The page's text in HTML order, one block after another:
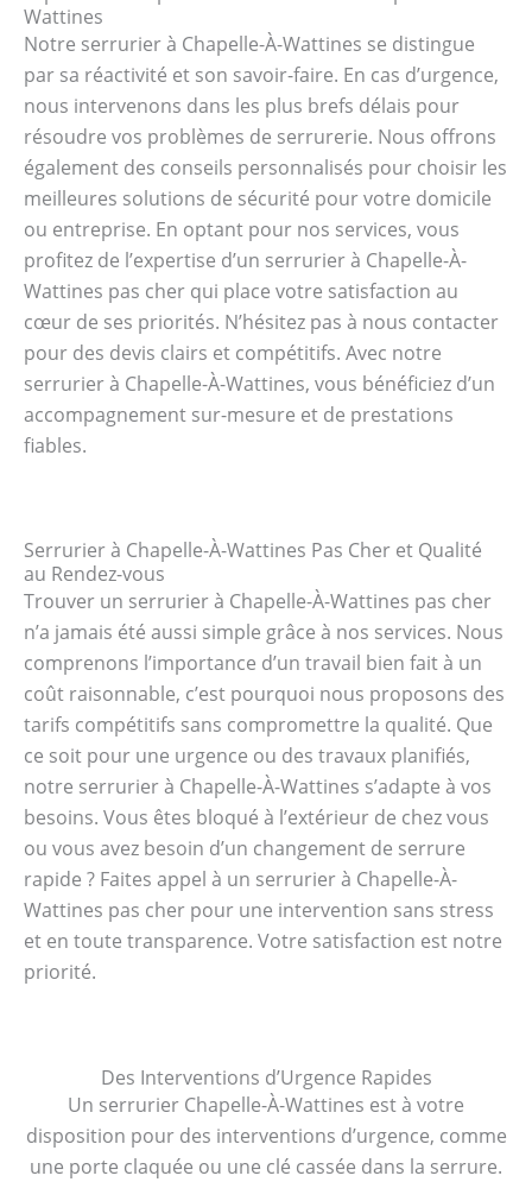
Wattines
Notre serrurier à Chapelle-À-Wattines se distingue
par sa réactivité et son savoir-faire. En cas d’urgence,
nous intervenons dans les plus brefs délais pour
résoudre vos problèmes de serrurerie. Nous offrons
également des conseils personnalisés pour choisir les
meilleures solutions de sécurité pour votre domicile
ou entreprise. En optant pour nos services, vous
profitez de l’expertise d’un serrurier à Chapelle-À-
Wattines pas cher qui place votre satisfaction au
cœur de ses priorités. N’hésitez pas à nous contacter
pour des devis clairs et compétitifs. Avec notre
serrurier à Chapelle-À-Wattines, vous bénéficiez d’un
accompagnement sur-mesure et de prestations
fiables.
Serrurier à Chapelle-À-Wattines Pas Cher et Qualité
au Rendez-vous
Trouver un serrurier à Chapelle-À-Wattines pas cher
n’a jamais été aussi simple grâce à nos services. Nous
comprenons l’importance d’un travail bien fait à un
coût raisonnable, c’est pourquoi nous proposons des
tarifs compétitifs sans compromettre la qualité. Que
ce soit pour une urgence ou des travaux planifiés,
notre serrurier à Chapelle-À-Wattines s’adapte à vos
besoins. Vous êtes bloqué à l’extérieur de chez vous
ou vous avez besoin d’un changement de serrure
rapide ? Faites appel à un serrurier à Chapelle-À-
Wattines pas cher pour une intervention sans stress
et en toute transparence. Votre satisfaction est notre
priorité.
Des Interventions d’Urgence Rapides
Un serrurier Chapelle-À-Wattines est à votre
disposition pour des interventions d’urgence, comme
une porte claquée ou une clé cassée dans la serrure.